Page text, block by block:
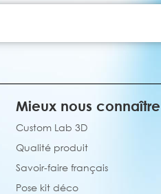
Mieux nous connaître
Custom Lab 3D
Qualité produit
Savoir-faire français
Pose kit déco